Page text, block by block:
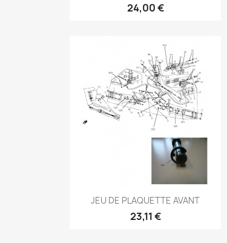
24,00 €
JEU DE PLAQUETTE AVANT
23,11 €
Aperçu rapide